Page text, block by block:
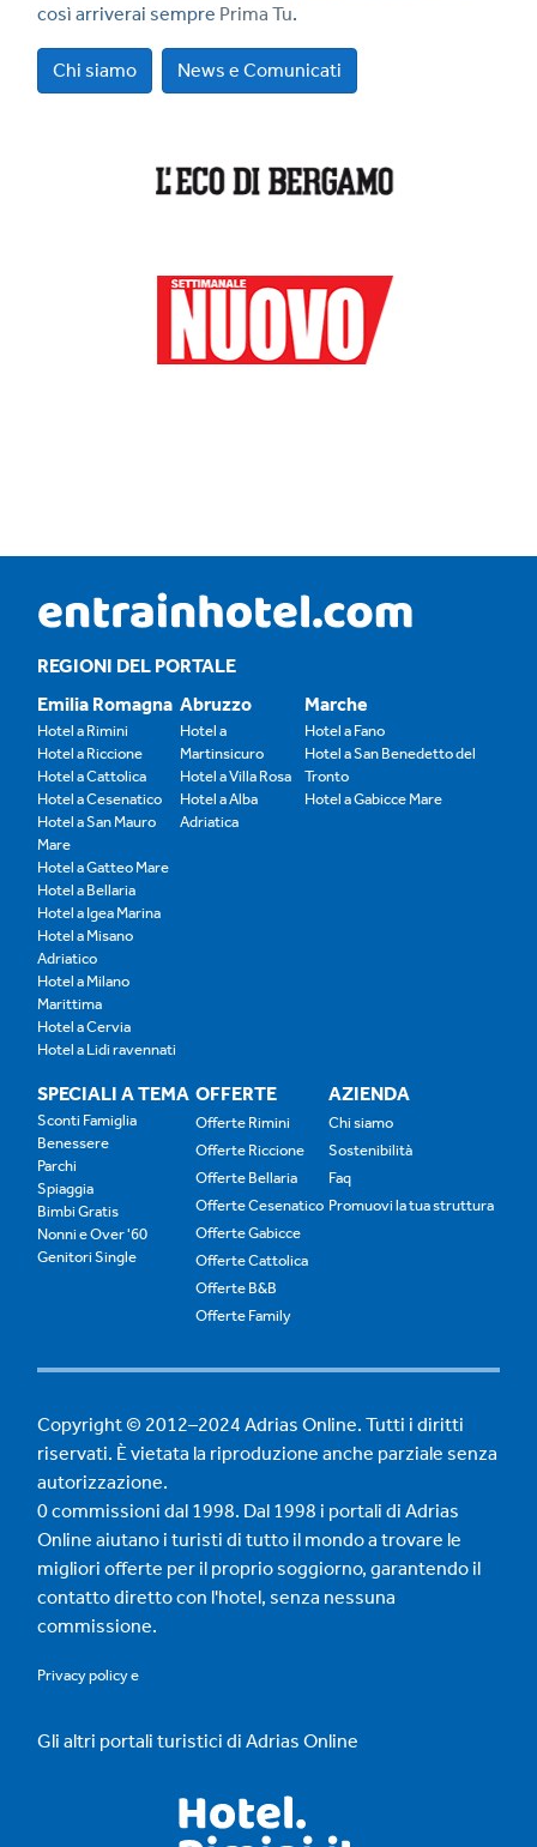
così arriverai sempre Prima Tu.
Chi siamo News e Comunicati
REGIONI DEL PORTALE
Emilia Romagna
Hotel a Rimini
Hotel a Riccione
Hotel a Cattolica
Hotel a Cesenatico
Hotel a San Mauro
Mare
Hotel a Gatteo Mare
Hotel a Bellaria
Hotel a Igea Marina
Hotel a Misano
Adriatico
Hotel a Milano
Marittima
Hotel a Cervia
Hotel a Lidi ravennati
Abruzzo
Hotel a
Martinsicuro
Hotel a Villa Rosa
Hotel a Alba
Adriatica
Marche
Hotel a Fano
Hotel a San Benedetto del
Tronto
Hotel a Gabicce Mare
SPECIALI A TEMA
Sconti Famiglia
Benessere
Parchi
Spiaggia
Bimbi Gratis
Nonni e Over '60
Genitori Single
OFFERTE
Offerte Rimini
Offerte Riccione
Offerte Bellaria
Offerte Cesenatico
Offerte Gabicce
Offerte Cattolica
Offerte B&B
Offerte Family
AZIENDA
Chi siamo
Sostenibilità
Faq
Promuovi la tua struttura
Copyright © 2012–2024 Adrias Online. Tutti i diritti
riservati. È vietata la riproduzione anche parziale senza
autorizzazione.
0 commissioni dal 1998. Dal 1998 i portali di Adrias
Online aiutano i turisti di tutto il mondo a trovare le
migliori offerte per il proprio soggiorno, garantendo il
contatto diretto con l'hotel, senza nessuna
commissione.
Privacy policye
Gli altri portali turistici di Adrias Online